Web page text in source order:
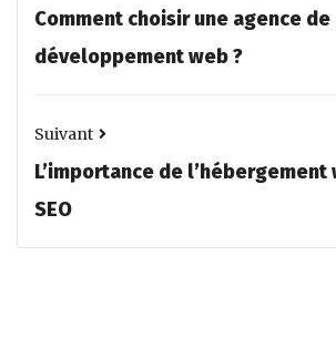
Comment choisir une agence de
développement web ?
Suivant
L’importance de
SEO